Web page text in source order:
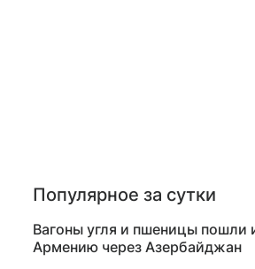
Популярное за сутки
Вагоны угля и пшеницы пошли
Армению через Азербайджан